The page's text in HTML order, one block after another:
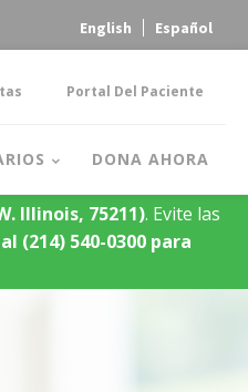
English Español
Portal Del Paciente
DONA AHORA
Illinois, 75211). Evite las
(214) 540-0300 para